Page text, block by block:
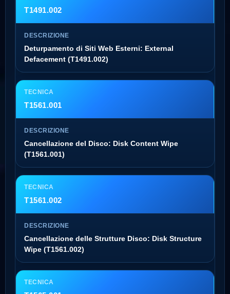
T1491.002
Deturpamento di Siti Web Esterni: External
Defacement (T1491.002)
T1561.001
Cancellazione del Disco: Disk Content Wipe
(T1561.001)
T1561.002
Cancellazione delle Strutture Disco: Disk Structure
Wipe (T1561.002)